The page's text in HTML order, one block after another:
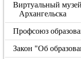
Виртуальный
Архангельска
Профсоюз
Закон "Об